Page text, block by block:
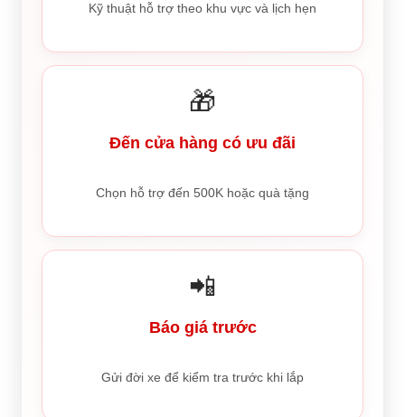
Kỹ thuật hỗ trợ theo khu vực và lịch hẹn
🎁
Đến cửa hàng có ưu đãi
Chọn hỗ trợ đến 500K hoặc quà tặng
📲
Báo giá trước
Gửi đời xe để kiểm tra trước khi lắp